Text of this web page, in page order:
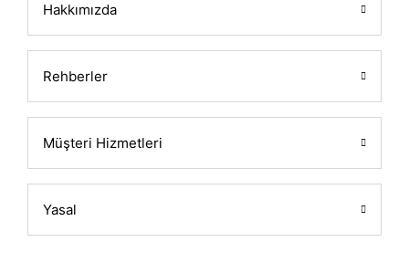
Hakkımızda
Rehberler
Müşteri Hizmetleri
Yasal